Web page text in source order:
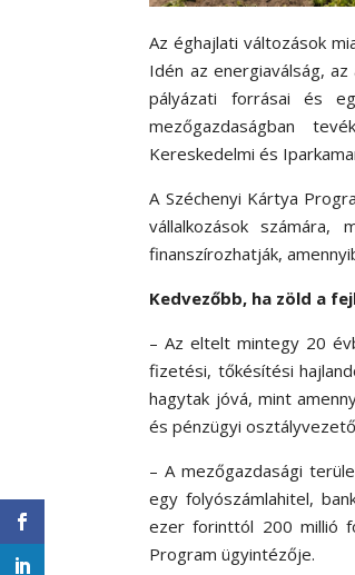
Az éghajlati változások
Idén az energiaválság,
pályázati forrásai és
mezőgazdaságban
Kereskedelmi és
A Széchenyi Kártya
vállalkozások számára,
finanszírozhatják,
Kedvezőbb, ha zöld a
– Az eltelt mintegy 20
fizetési, tőkésítési
hagytak jóvá, mint
és pénzügyi
– A mezőgazdasági
egy folyószámlahitel,
ezer forinttól 200 millió
Program ügyintézője.